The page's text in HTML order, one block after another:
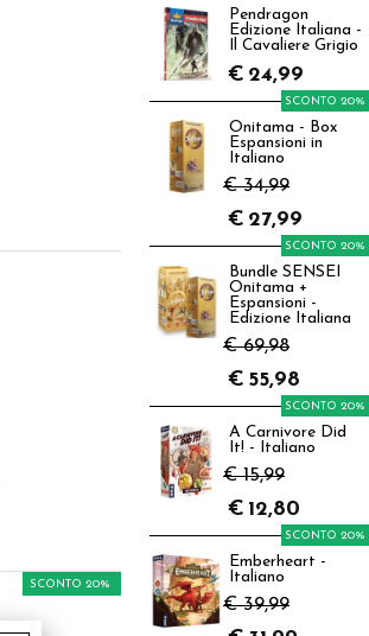
SCONTO 20%
Pendragon
Edizione Italiana -
Il Cavaliere Grigio
€ 24,99
Onitama - Box
Espansioni in
Italiano
€ 34,99
SCONTO 20%
€ 27,99
Bundle SENSEI
Onitama +
Espansioni -
Edizione Italiana
€ 69,98
SCONTO 20%
€ 55,98
A Carnivore Did
It! - Italiano
€ 15,99
SCONTO 20%
€ 12,80
Emberheart -
Italiano
€ 39,99
SCONTO 20%